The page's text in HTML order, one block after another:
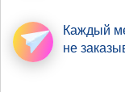
Каждый
не